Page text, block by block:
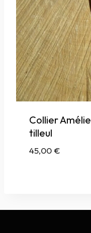
Collier
tilleul
45,00€